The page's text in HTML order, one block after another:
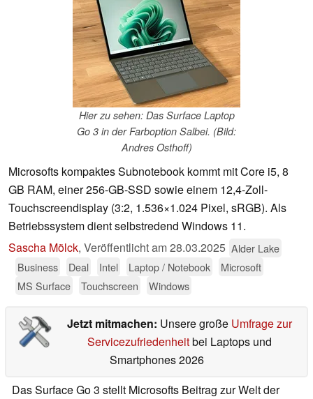
Hier zu sehen: Das Surface Laptop
Go 3 in der Farboption Salbei. (Bild:
Andres Osthoff)
Microsofts kompaktes Subnotebook kommt mit Core i5, 8
GB RAM, einer 256-GB-SSD sowie einem 12,4-Zoll-
Touchscreendisplay (3:2, 1.536×1.024 Pixel, sRGB). Als
Betriebssystem dient selbstredend Windows 11.
Sascha Mölck, Veröffentlicht am28.03.2025 Alder Lake
Business
Deal Intel Laptop / Notebook
Microsoft
MS Surface
Touchscreen Windows
Jetzt mitmachen: Unsere große Umfrage zur
Servicezufriedenheitbei Laptops und
Smartphones 2026
Das Surface Go 3 stellt Microsofts Beitrag zur Welt der